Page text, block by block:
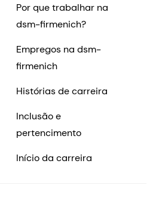
Por que trabalhar na
dsm-firmenich?
Empregos na dsm-
firmenich
Histórias de carreira
Inclusão e
pertencimento
Início da carreira